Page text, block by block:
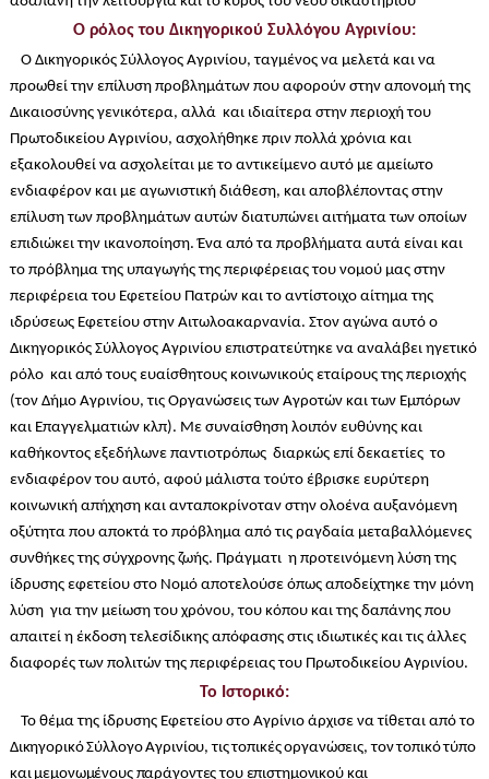
Ο ρόλος του Δικηγορικού Συλλόγου Αγρινίου:
Ο Δικηγορικός Σύλλογος Αγρινίου, ταγμένος να μελετά και να
προωθεί την επίλυση προβλημάτων που αφορούν στην απονομή της
Δικαιοσύνης γενικότερα, αλλά και ιδιαίτερα στην περιοχή του
Πρωτοδικείου Αγρινίου, ασχολήθηκε πριν πολλά χρόνια και
εξακολουθεί να ασχολείται με το αντικείμενο αυτό με αμείωτο
ενδιαφέρον και με αγωνιστική διάθεση, και αποβλέποντας στην
επίλυση των προβλημάτων αυτών διατυπώνει αιτήματα των οποίων
επιδιώκει την ικανοποίηση. Ένα από τα προβλήματα αυτά είναι και
το πρόβλημα της υπαγωγής της περιφέρειας του νομού μας στην
περιφέρεια του Εφετείου Πατρών και το αντίστοιχο αίτημα της
ιδρύσεως Εφετείου στην Αιτωλοακαρνανία. Στον αγώνα αυτό ο
Δικηγορικός Σύλλογος Αγρινίου επιστρατεύτηκε να αναλάβει ηγετικό
ρόλο και από τους ευαίσθητους κοινωνικούς εταίρους της περιοχής
(τον Δήμο Αγρινίου, τις Οργανώσεις των Αγροτών και των Εμπόρων
και Επαγγελματιών κλπ). Με συναίσθηση λοιπόν ευθύνης και
καθήκοντος εξεδήλωνε παντιοτρόπως διαρκώς επί δεκαετίες το
ενδιαφέρον του αυτό, αφού μάλιστα τούτο έβρισκε ευρύτερη
κοινωνική απήχηση και ανταποκρίνοταν στην ολοένα αυξανόμενη
οξύτητα που αποκτά το πρόβλημα από τις ραγδαία μεταβαλλόμενες
συνθήκες της σύγχρονης ζωής. Πράγματι η προτεινόμενη λύση της
ίδρυσης εφετείου στο Νομό αποτελούσε όπως αποδείχτηκε την μόνη
λύση για την μείωση του χρόνου, του κόπου και της δαπάνης που
απαιτεί η έκδοση τελεσίδικης απόφασης στις ιδιωτικές και τις άλλες
διαφορές των πολιτών της περιφέρειας του Πρωτοδικείου Αγρινίου.
Το Ιστορικό:
Το θέμα της ίδρυσης Εφετείου στο Αγρίνιο άρχισε να τίθεται από το
Δικηγορικό Σύλλογο Αγρινίου, τις τοπικές οργανώσεις, τον τοπικό τύπο
και μεμονωμένους παράγοντες του επιστημονικού και